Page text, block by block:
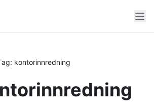
kontorinnredning